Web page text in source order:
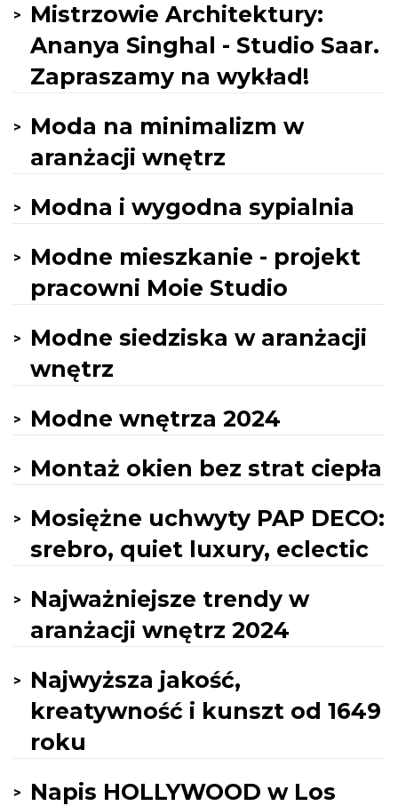
Mistrzowie Architektury:
Ananya Singhal - Studio Saar.
Zapraszamy na wykład!
Moda na minimalizm w
aranżacji wnętrz
Modna i wygodna sypialnia
Modne mieszkanie - projekt
pracowni Moie Studio
Modne siedziska w aranżacji
wnętrz
Modne wnętrza 2024
Montaż okien bez strat ciepła
Mosiężne uchwyty PAP DECO:
srebro, quiet luxury, eclectic
Najważniejsze trendy w
aranżacji wnętrz 2024
Najwyższa jakość,
kreatywność i kunszt od 1649
roku
Napis HOLLYWOOD w Los